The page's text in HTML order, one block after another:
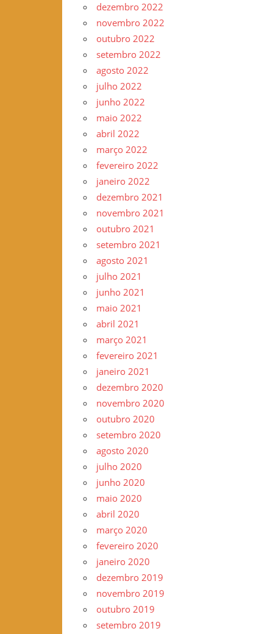
dezembro 2022
novembro 2022
outubro 2022
setembro 2022
agosto 2022
julho 2022
junho 2022
maio 2022
abril 2022
março 2022
fevereiro 2022
janeiro 2022
dezembro 2021
novembro 2021
outubro 2021
setembro 2021
agosto 2021
julho 2021
junho 2021
maio 2021
abril 2021
março 2021
fevereiro 2021
janeiro 2021
dezembro 2020
novembro 2020
outubro 2020
setembro 2020
agosto 2020
julho 2020
junho 2020
maio 2020
abril 2020
março 2020
fevereiro 2020
janeiro 2020
dezembro 2019
novembro 2019
outubro 2019
setembro 2019